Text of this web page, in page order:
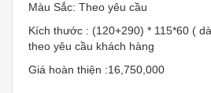
Màu Sắc: Theo yêu cầu
Kích thước : (120+290) * 115*60 (
theo yêu cầu khách hàng
Giá hoàn thiện :16,750,000